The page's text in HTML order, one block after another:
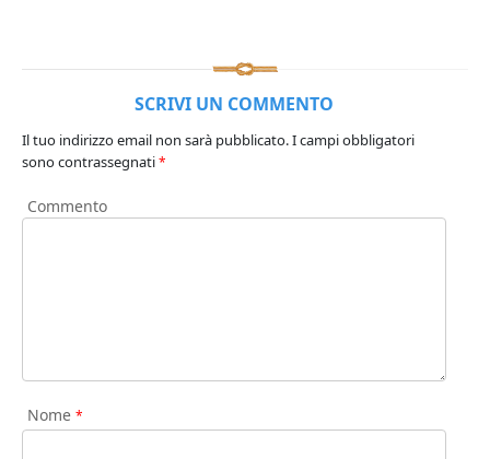
SCRIVI UN COMMENTO
Il tuo indirizzo email non sarà pubblicato.I campi obbligatori
sono contrassegnati*
Commento
Nome *